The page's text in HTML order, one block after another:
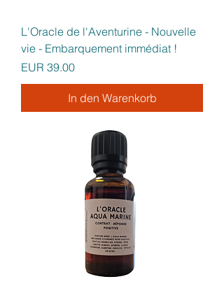
L'Oracle de l'Aventurine - Nouvelle
vie - Embarquement immédiat !
Preis
EUR 39.00
In den Warenkorb